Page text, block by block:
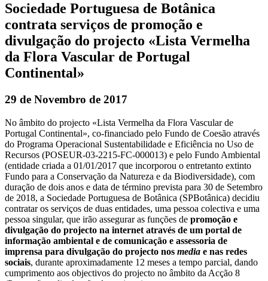
Sociedade Portuguesa de Botânica
contrata serviços de promoção e
divulgação do projecto «Lista Vermelha
da Flora Vascular de Portugal
Continental»
29 de Novembro de 2017
No âmbito do projecto «Lista Vermelha da Flora Vascular de
Portugal Continental», co-financiado pelo Fundo de Coesão através
do Programa Operacional Sustentabilidade e Eficiência no Uso de
Recursos (POSEUR-03-2215-FC-000013) e pelo Fundo Ambiental
(entidade criada a 01/01/2017 que incorporou o entretanto extinto
Fundo para a Conservação da Natureza e da Biodiversidade), com
duração de dois anos e data de término prevista para 30 de Setembro
de 2018, a Sociedade Portuguesa de Botânica (SPBotânica) decidiu
contratar os serviços de duas entidades, uma pessoa colectiva e uma
pessoa singular, que irão assegurar as funções de promoção e
divulgação do projecto na internet através de um portal de
informação ambiental e de comunicação e assessoria de
imprensa para divulgação do projecto nos media e nas redes
sociais, durante aproximadamente 12 meses a tempo parcial, dando
cumprimento aos objectivos do projecto no âmbito da Acção 8